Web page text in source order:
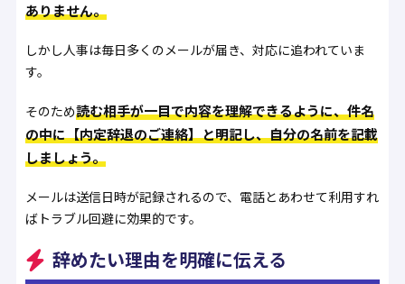
ありません。
しかし人事は毎日多くのメールが届き、対応に追われていま
す。
そのため読む相手が一目で内容を理解できるように、件名
の中に【内定辞退のご連絡】と明記し、自分の名前を記載
しましょう。
メールは送信日時が記録されるので、電話とあわせて利用すれ
ばトラブル回避に効果的です。
辞めたい理由を明確に伝える